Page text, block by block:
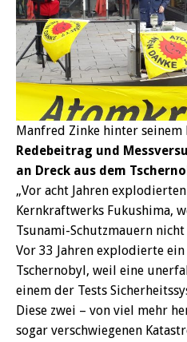
Manfred Zinke hinter seinem
Redebeitrag und
an Dreck aus dem
„Vor acht Jahren
Kernkraftwerks Fukushima,
Tsunami-Schutzmauern
Vor 33 Jahren explodierte
Tschernobyl, weil eine
einem der Tests
Diese zwei – von viel mehr
sogar verschwiegenen